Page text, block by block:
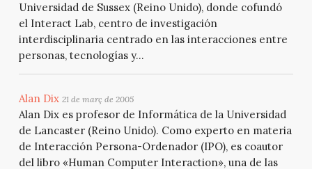
Universidad de Sussex (Reino Unido), donde cofundó
el Interact Lab, centro de investigación
interdisciplinaria centrado en las interacciones entre
personas, tecnologías y...
Alan Dix 21 de març de 2005
Alan Dix es profesor de Informática de la Universidad
de Lancaster (Reino Unido). Como experto en materia
de Interacción Persona-Ordenador (IPO), es coautor
del libro «Human Computer Interaction», una de las